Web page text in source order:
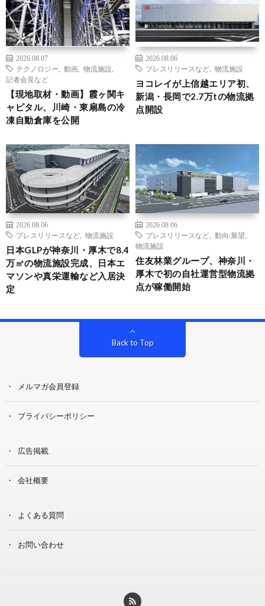
2026.08.07
テクノロジー
動画 物流施設
記者会見など
【現地取材・動画】霞ヶ関キ
ャピタル、川崎・東扇島の冷
凍自動倉庫を公開
2026.08.06
プレスリリースなど
物流施設
ヨコレイが上信越エリア初、
新潟・長岡で2.7万tの物流拠
点開設
2026.08.06
プレスリリースなど
物流施設
日本GLPが神奈川・厚木で8.4
万㎡の物流施設完成、日本エ
マソンや真栄運輸など入居決
定
2026.08.06
プレスリリースなど
動向/展望
物流施設
住友林業グループ、神奈川・
厚木で初の自社運営型物流拠
点が稼働開始
Back to Top
メルマガ会員登録
プライバシーポリシー
広告掲載
会社概要
よくある質問
お問い合わせ